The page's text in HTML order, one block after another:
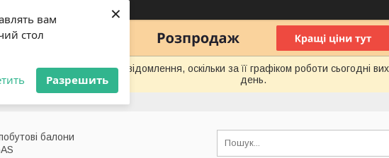
вам
стол
Разрешить
×
замовлення та повідомлення, оскільки за її графіком роботи сьогодні
день.
балони